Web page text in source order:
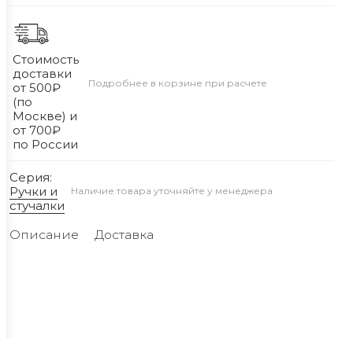
Стоимость
доставки
от 500₽
(по
Москве) и
от 700₽
по России
Подробнее в корзине при расчете
Серия:
Ручки и
стучалки
Наличие товара уточняйте у менеджера
Описание Доставка